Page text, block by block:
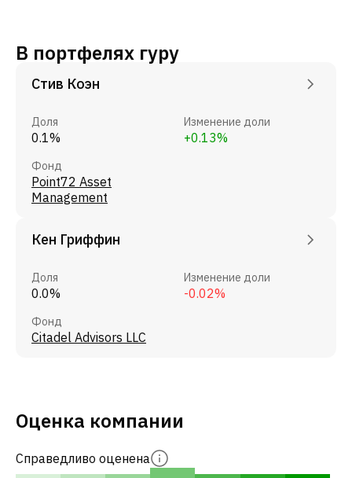
В портфелях гуру
Стив Коэн
Доля
0.1%
Изменение доли
+0.13%
Фонд
Point72 Asset
Management
Кен Гриффин
Доля
0.0%
Изменение доли
-0.02%
Фонд
Citadel Advisors LLC
Оценка компании
Справедливо оценена